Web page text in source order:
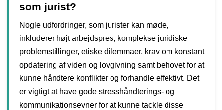
som jurist?
Nogle udfordringer, som jurister kan møde,
inkluderer højt arbejdspres, komplekse juridiske
problemstillinger, etiske dilemmaer, krav om konstant
opdatering af viden og lovgivning samt behovet for at
kunne håndtere konflikter og forhandle effektivt. Det
er vigtigt at have gode stresshåndterings- og
kommunikationsevner for at kunne tackle disse